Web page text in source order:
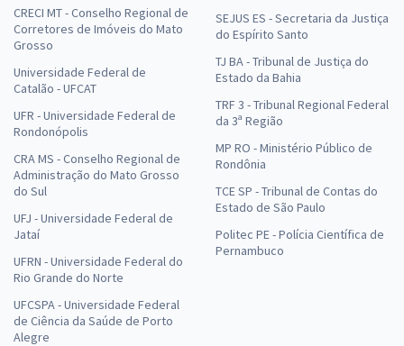
CRECI MT - Conselho Regional de
Corretores de Imóveis do Mato
Grosso
Universidade Federal de
Catalão - UFCAT
UFR - Universidade Federal de
Rondonópolis
CRA MS - Conselho Regional de
Administração do Mato Grosso
do Sul
UFJ - Universidade Federal de
Jataí
UFRN - Universidade Federal do
Rio Grande do Norte
UFCSPA - Universidade Federal
de Ciência da Saúde de Porto
Alegre
SEJUS ES - Secretaria da Justiça
do Espírito Santo
TJ BA - Tribunal de Justiça do
Estado da Bahia
TRF 3 - Tribunal Regional Federal
da 3ª Região
MP RO - Ministério Público de
Rondônia
TCE SP - Tribunal de Contas do
Estado de São Paulo
Politec PE - Polícia Científica de
Pernambuco